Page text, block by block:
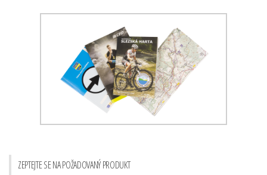
ZEPTEJTE SE NA POŽADOVANÝ PRODUKT